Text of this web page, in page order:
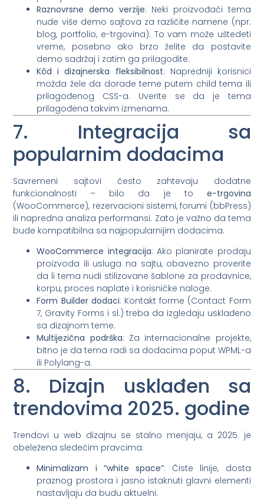
Raznovrsne demo verzije: Neki proizvođači tema
nude više demo sajtova za različite namene (npr.
blog, portfolio, e-trgovina). To vam može uštedeti
vreme, posebno ako brzo želite da postavite
demo sadržaj i zatim ga prilagodite.
Kôd i dizajnerska fleksibilnost: Napredniji korisnici
možda žele da dorade teme putem child tema ili
prilagođenog CSS-a. Uverite se da je tema
prilagođena takvim izmenama.
7. Integracija sa
popularnim dodacima
Savremeni sajtovi često zahtevaju dodatne
funkcionalnosti – bilo da je to e-trgovina
(WooCommerce), rezervacioni sistemi, forumi (bbPress)
ili napredna analiza performansi. Zato je važno da tema
bude kompatibilna sa najpopularnijim dodacima.
WooCommerce integracija: Ako planirate prodaju
proizvoda ili usluga na sajtu, obavezno proverite
da li tema nudi stilizovane šablone za prodavnice,
korpu, proces naplate i korisničke naloge.
Form Builder dodaci: Kontakt forme (Contact Form
7, Gravity Forms i sl.) treba da izgledaju usklađeno
sa dizajnom teme.
Multijezična podrška: Za internacionalne projekte,
bitno je da tema radi sa dodacima poput WPML-a
ili Polylang-a.
8. Dizajn usklađen sa
trendovima 2025. godine
Trendovi u web dizajnu se stalno menjaju, a 2025. je
obeležena sledećim pravcima:
Minimalizam i “white space”: Čiste linije, dosta
praznog prostora i jasno istaknuti glavni elementi
nastavljaju da budu aktuelni.